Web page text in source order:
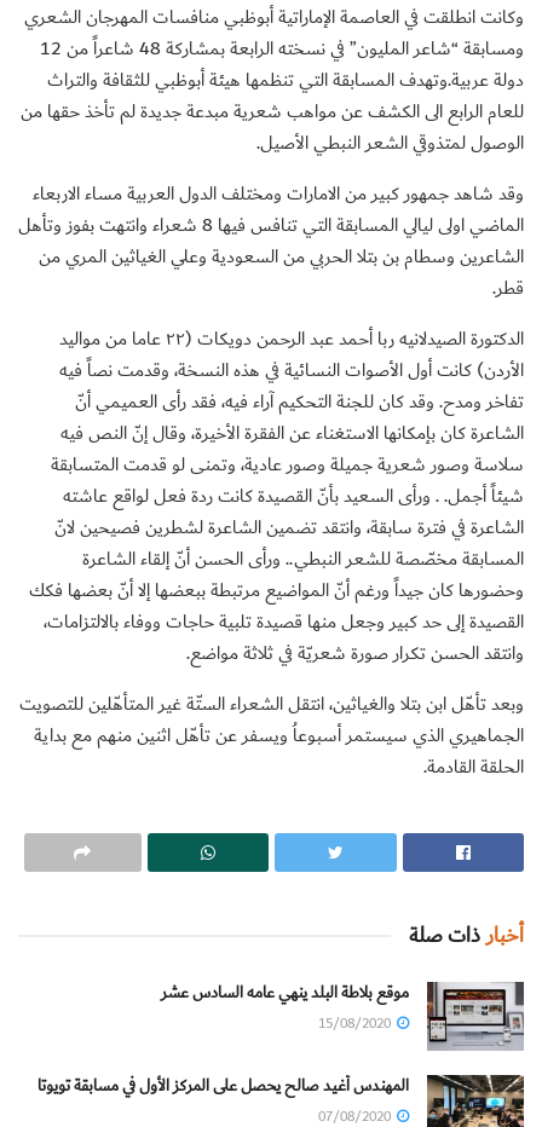
وكانت انطلقت في العاصمة الإماراتية أبوظبي منافسات المهرجان الشعري
ومسابقة “شاعر المليون” في نسخته الرابعة بمشاركة 48 شاعراً من 12
دولة عربية.وتهدف المسابقة التي تنظمها هيئة أبوظبي للثقافة والتراث
للعام الرابع الى الكشف عن مواهب شعرية مبدعة جديدة لم تأخذ حقها من
الوصول لمتذوقي الشعر النبطي الأصيل.
وقد شاهد جمهور كبير من الامارات ومختلف الدول العربية مساء الاربعاء
الماضي اولى ليالي المسابقة التي تنافس فيها 8 شعراء وانتهت بفوز وتأهل
الشاعرين وسطام بن بتلا الحربي من السعودية وعلي الغياثين المري من
قطر.
الدكتورة الصيدلانيه ربا أحمد عبد الرحمن دويكات (٢٢ عاما من مواليد
الأردن) كانت أول الأصوات النسائية في هذه النسخة، وقدمت نصاً فيه
تفاخر ومدح. وقد كان للجنة التحكيم آراء فيه، فقد رأى العميمي أنّ
الشاعرة كان بإمكانها الاستغناء عن الفقرة الأخيرة، وقال إنّ النص فيه
سلاسة وصور شعرية جميلة وصور عادية، وتمنى لو قدمت المتسابقة
شيئاً أجمل. . ورأى السعيد بأنّ القصيدة كانت ردة فعل لواقع عاشته
الشاعرة في فترة سابقة، وانتقد تضمين الشاعرة لشطرين فصيحين لانّ
المسابقة مخصّصة للشعر النبطي.. ورأى الحسن أنّ إلقاء الشاعرة
وحضورها كان جيداً ورغم أنّ المواضيع مرتبطة ببعضها إلا أنّ بعضها فكك
القصيدة إلى حد كبير وجعل منها قصيدة تلبية حاجات ووفاء بالالتزامات،
وانتقد الحسن تكرار صورة شعريّة في ثلاثة مواضع.
وبعد تأهّل ابن بتلا والغياثين، انتقل الشعراء الستّة غير المتأهّلين للتصويت
الجماهيري الذي سيستمر أسبوعاُ ويسفر عن تأهّل اثنين منهم مع بداية
الحلقة القادمة.
ذات صلةأخبار
موقع بلاطة البلد ينهي عامه السادس عشر
المهندس أغيد صالح يحصل على المركز الأول في مسابقة تويوتا